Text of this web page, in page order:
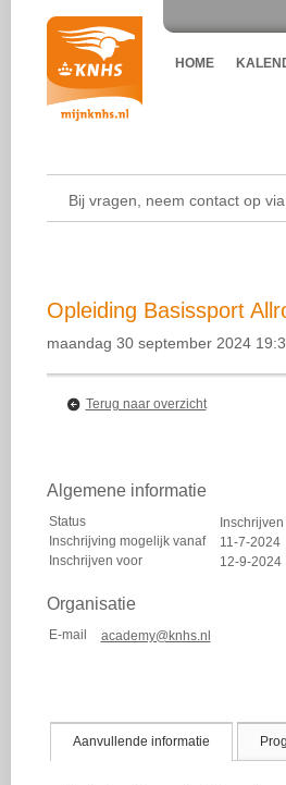
HOME
Bij vragen, neem contact op
Opleiding Basissport
maandag 30 september 2024
Terug naar overzicht
Algemene informatie
Status
Inschrijving mogelijk vanaf
11-7-2024
Inschrijven voor
12-9-2024
Organisatie
E-mail academy@knhs.nl
Aanvullende informatie